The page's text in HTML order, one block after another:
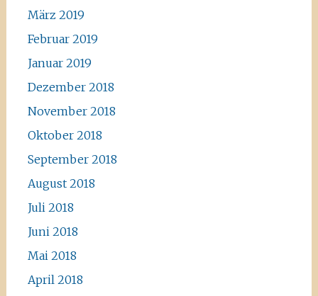
März 2019
Februar 2019
Januar 2019
Dezember 2018
November 2018
Oktober 2018
September 2018
August 2018
Juli 2018
Juni 2018
Mai 2018
April 2018